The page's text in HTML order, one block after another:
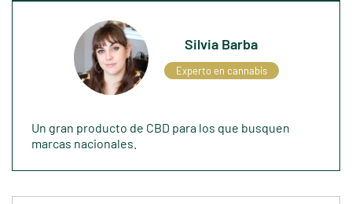
Silvia Barba
Experto en cannabis
Un gran producto de CBD para los que busquen
marcas nacionales.